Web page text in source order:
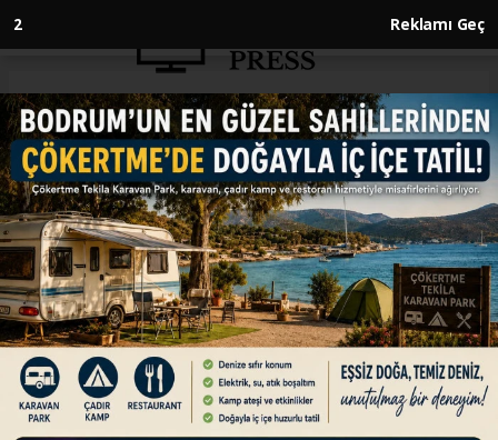
2 Reklamı Geç
Anasayfa GÜNDEM
Türkiye ve Mısır heyetleri
arasındaki istişareler,
Ankara'da gerçekleşti
GÜNDEM
21.01.2025 - 18:44, Güncelleme: 21.01.2025 - 18:44
Türkiye ve Mısır heyetleri arasında bölgesel
gündemli istişareler, dün Ankara'da gerçekleşti.